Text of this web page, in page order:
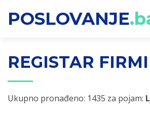
POSLOVANJE
REGISTAR
Ukupno pronađeno: 1435 za pojam: